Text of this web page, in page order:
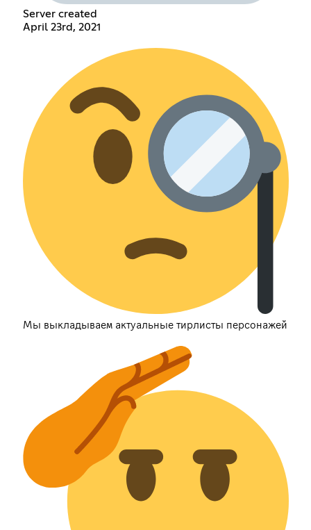
Server created
April 23rd, 2021
Мы выкладываем актуальные тирлисты персонажей